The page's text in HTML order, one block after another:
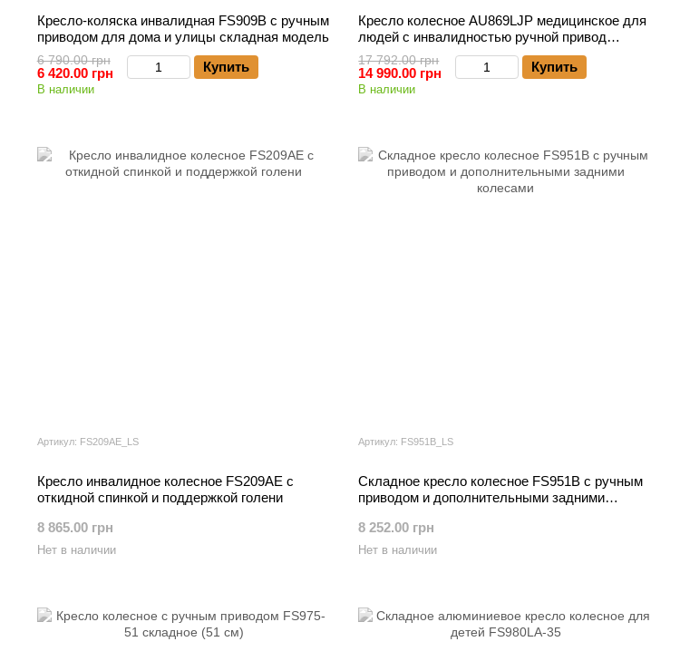
Кресло-коляска инвалидная FS909B с ручным
приводом для дома и улицы складная модель
6 790.00 грн
6 420.00 грн Купить
В наличии
Кресло колесное AU869LJP медицинское для
людей с инвалидностью ручной привод
регулируемые подножки
17 792.00 грн
14 990.00 грн Купить
В наличии
Артикул: FS209AE_LS
Кресло инвалидное колесное FS209AE с
откидной спинкой и поддержкой голени
8 865.00 грн
Нет в наличии
Артикул: FS951B_LS
Складное кресло колесное FS951B с ручным
приводом и дополнительными задними
8 252.00 грн
Нет в наличии